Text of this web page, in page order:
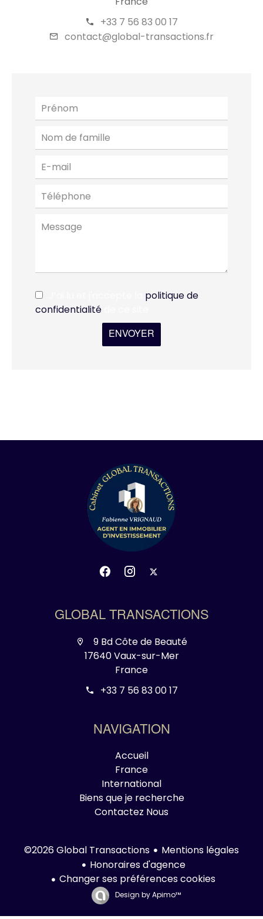
+33 7 56 83 00 17
contact@global-transactions.fr
politique de
confidentialité
ENVOYER
GLOBAL TRANSACTIONS
9 Bd Côte de Beauté
17640 Vaux-sur-Mer
France
+33 7 56 83 00 17
NAVIGATION
Accueil
France
International
Biens que je recherche
Contactez Nous
©2026 Global Transactions
Mentions légales
Honoraires d'agence
Changer ses préférences cookies
Design byApimo™